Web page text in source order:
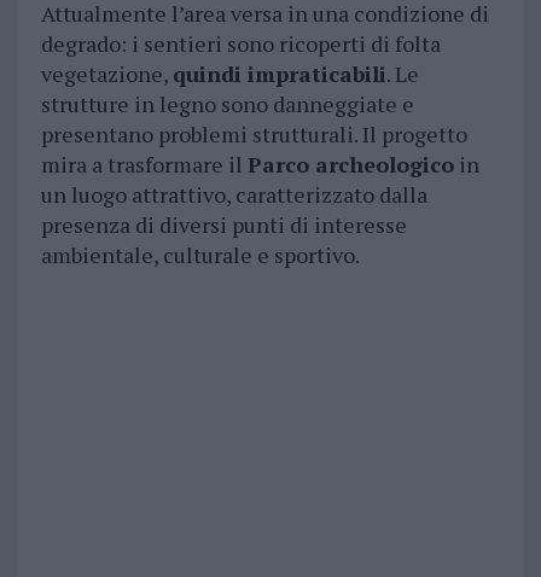
Attualmente l’area versa in una condizione di
degrado: i sentieri sono ricoperti di folta
vegetazione, quindi impraticabili. Le
strutture in legno sono danneggiate e
presentano problemi strutturali. Il progetto
mira a trasformare il Parco archeologicoin
un luogo attrattivo, caratterizzato dalla
presenza di diversi punti di interesse
ambientale, culturale e sportivo.